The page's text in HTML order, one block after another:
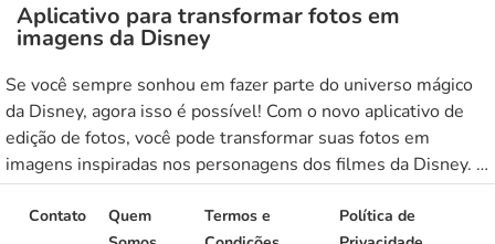
Aplicativo para transformar fotos em
imagens da Disney
Se você sempre sonhou em fazer parte do universo mágico
da Disney, agora isso é possível! Com o novo aplicativo de
edição de fotos, você pode transformar suas fotos em
imagens inspiradas nos personagens dos filmes da Disney. O
aplicativo possui diversas opções de filtros e efeitos
especiais que vão deixar suas fotos ainda mais […]
Contato
Quem
Termos e
Política de